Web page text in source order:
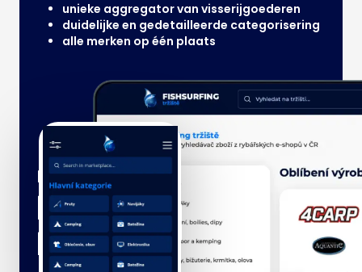
unieke aggregator van visserijgoederen
duidelijke en gedetailleerde categorisering
alle merken op één plaats